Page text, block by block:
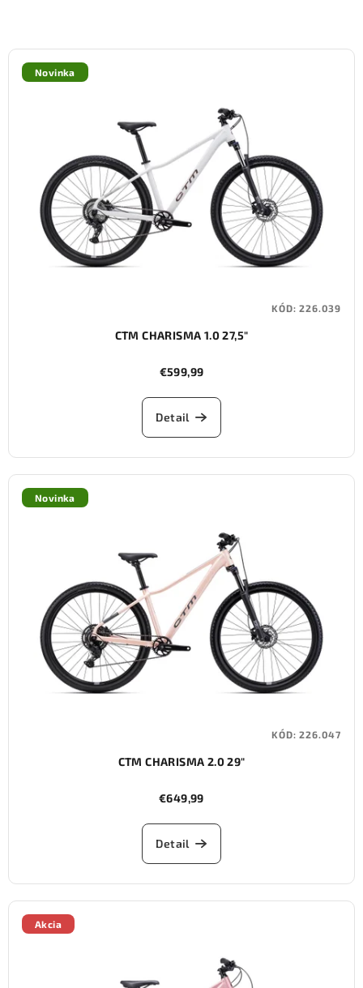
Novinka
CTM CHARISMA 1.0 27,5"
€599,99
Detail
KÓD:226.039
Novinka
CTM CHARISMA 2.0 29"
€649,99
Detail
KÓD:226.047
Akcia